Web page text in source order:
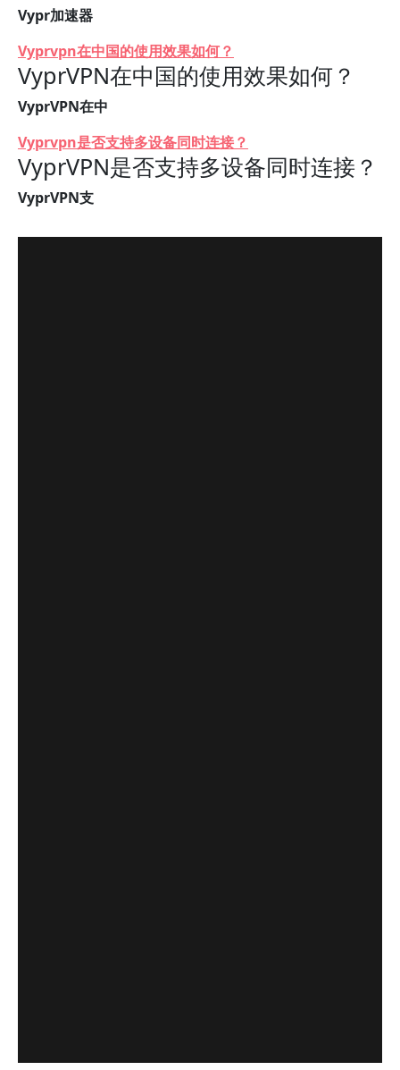
Vypr加速器
Vyprvpn在中国的使用效果如何？
VyprVPN在中国的使用效果如何？
VyprVPN在中
Vyprvpn是否支持多设备同时连接？
VyprVPN是否支持多设备同时连接？
VyprVPN支